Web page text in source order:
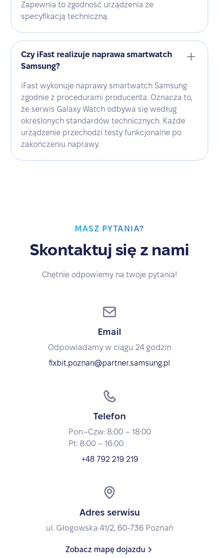
Zapewnia to zgodność urządzenia ze
specyfikacją techniczną.
Czy iFast realizuje naprawa smartwatch
Samsung?
iFast wykonuje naprawy smartwatch Samsung
zgodnie z procedurami producenta. Oznacza to,
że serwis Galaxy Watch odbywa się według
określonych standardów technicznych. Każde
urządzenie przechodzi testy funkcjonalne po
zakończeniu naprawy.
MASZ PYTANIA?
Skontaktuj się z nami
Chętnie odpowiemy na twoje pytania!
Email
Odpowiadamy w ciągu 24 godzin
fixbit.poznan@partner.samsung.pl
Telefon
Pon–Czw: 8:00 – 18:00
Pt: 8:00 – 16:00
+48 792 219 219
Adres serwisu
ul. Głogowska 41/2, 60-736 Poznań
Zobacz mapę dojazdu